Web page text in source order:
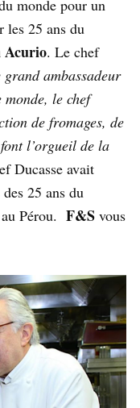
monde pour un
les 25 ans du
Acurio. Le chef
ambassadeur
le chef
de fromages, de
l’orgueil de la
Ducasse avait
25 ans du
Pérou. F&S vous